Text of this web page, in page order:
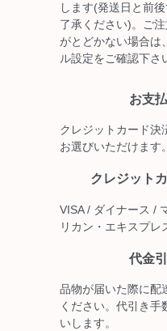
します(発送日と前
了承ください)。ご
がとどかない場合は
ル設定をご確認下さ
お支
クレジットカード決
お選びいただけます。
クレジット
VISA / ダイナース /
リカン・エキスプレ
代金
品物が届いた際に配
ください。代引き
いします。